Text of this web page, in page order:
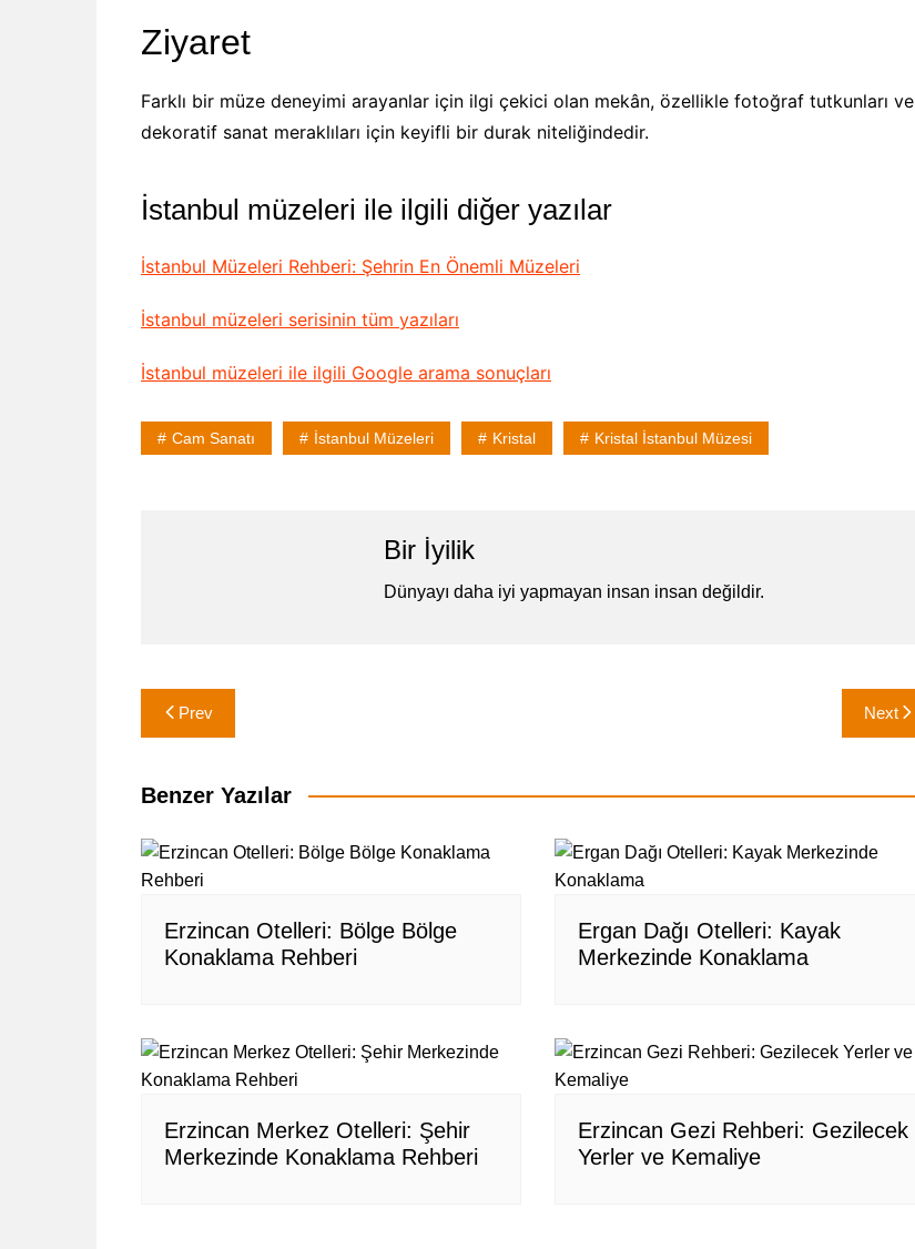
Ziyaret
Farklı bir müze deneyimi arayanlar için ilgi çekici olan mekân, özellikle fotoğraf tutkunları ve
dekoratif sanat meraklıları için keyifli bir durak niteliğindedir.
İstanbul müzeleri ile ilgili diğer yazılar
İstanbul Müzeleri Rehberi: Şehrin En Önemli Müzeleri
İstanbul müzeleri serisinin tüm yazıları
İstanbul müzeleri ile ilgili Google arama sonuçları
Cam Sanatı İstanbul Müzeleri Kristal Kristal İstanbul Müzesi
Bir İyilik
Dünyayı daha iyi yapmayan insan insan değildir.
Yazı
gezinmesi
Prev Next
Benzer Yazılar
Erzincan Otelleri: Bölge Bölge
Konaklama Rehberi
Ergan Dağı Otelleri: Kayak
Merkezinde Konaklama
Erzincan Merkez Otelleri: Şehir
Merkezinde Konaklama Rehberi
Erzincan Gezi Rehberi: Gezilecek
Yerler ve Kemaliye